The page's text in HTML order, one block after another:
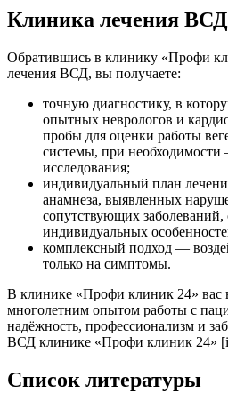
Клиника лечения ВСД
Обратившись в клинику «Профи
лечения ВСД, вы получаете:
точную диагностику, в
опытных неврологов и
пробы для оценки работы
системы, при
исследования;
индивидуальный план
анамнеза, выявленных
сопутствующих заболеваний,
индивидуальных
комплексный подход —
только на симптомы.
В клинике «Профи клиник 24» вас
многолетним опытом работы с
надёжность, профессионализм и
ВСД клинике «Профи клиник 24»
Список литературы